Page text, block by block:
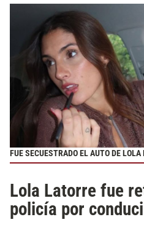
FUE SECUESTRADO EL AUTO DE LOLA
Lola Latorre fue
policía por